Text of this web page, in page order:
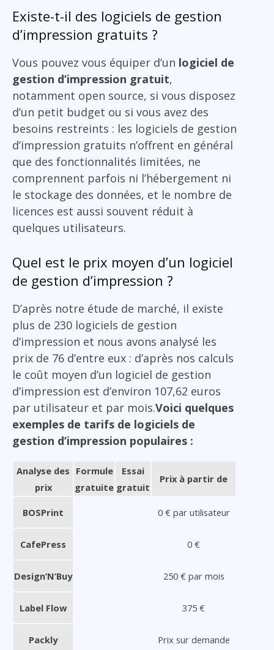
Existe-t-il des logiciels de gestion
d’impression gratuits ?
Vous pouvez vous équiper d’un logiciel de
gestion d’impression gratuit,
notamment open source, si vous disposez
d’un petit budget ou si vous avez des
besoins restreints : les logiciels de gestion
d’impression gratuits n’offrent en général
que des fonctionnalités limitées, ne
comprennent parfois ni l’hébergement ni
le stockage des données, et le nombre de
licences est aussi souvent réduit à
quelques utilisateurs.
Quel est le prix moyen d’un logiciel
de gestion d’impression ?
D’après notre étude de marché, il existe
plus de 230 logiciels de gestion
d’impression et nous avons analysé les
prix de 76 d’entre eux : d’après nos calculs
le coût moyen d’un logiciel de gestion
d’impression est d’environ 107,62 euros
par utilisateur et par mois.Voici quelques
exemples de tarifs de logiciels de
gestion d’impression populaires :
Analyse des
prix
Formule
gratuite
Essai
gratuit
Prix à partir de
BOSPrint 0 € par utilisateur
CafePress 0 €
Design’N’Buy 250 € par mois
Label Flow 375 €
Packly Prix sur demande